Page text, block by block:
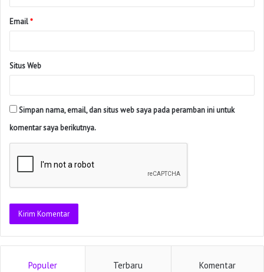
Email*
Situs Web
Simpan nama, email, dan situs web saya pada peramban ini untuk
komentar saya berikutnya.
Populer Terbaru Komentar